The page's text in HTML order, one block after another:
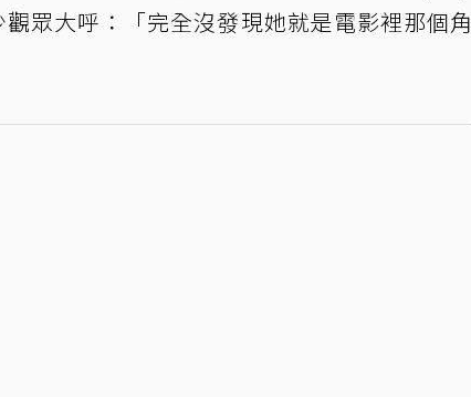
眾大呼：「完全沒發現她就是電影裡那個角